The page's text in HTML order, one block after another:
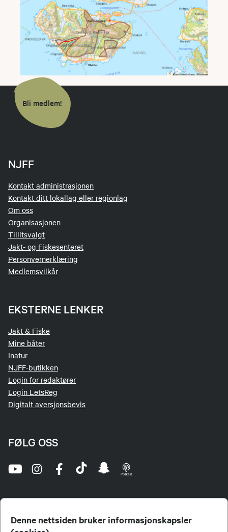
Denne nettsiden bruker informasjonskapsler
Bli medlem!
NJFF
Kontakt administrasjonen
Kontakt ditt lokallag eller regionlag
Om oss
Organisasjonen
Tillitsvalgt
Jakt- og Fiskesenteret
Personvernerklæring
Medlemsvilkår
EKSTERNE LENKER
Jakt & Fiske
Mine båter
Inatur
NJFF-butikken
Login for redaktører
Login LetsReg
Digitalt aversjonsbevis
FØLG OSS